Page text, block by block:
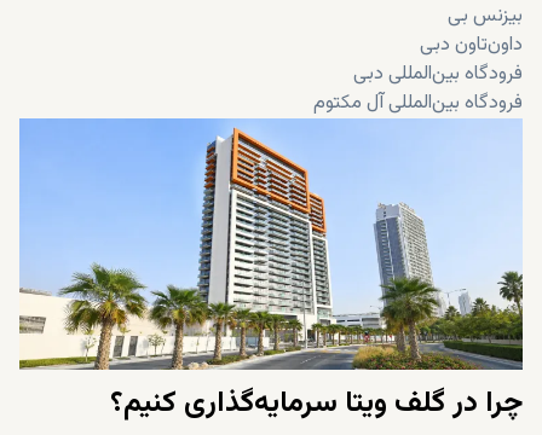
بیزنس بی
داون‌تاون دبی
فرودگاه بین‌المللی دبی
فرودگاه بین‌المللی آل مکتوم
چرا در گلف ویتا سرمایه‌گذاری کنیم؟